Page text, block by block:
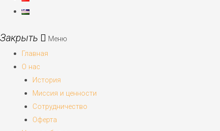
Меню
Главная
О нас
История
Миссия и ценности
Сотрудничество
Оферта